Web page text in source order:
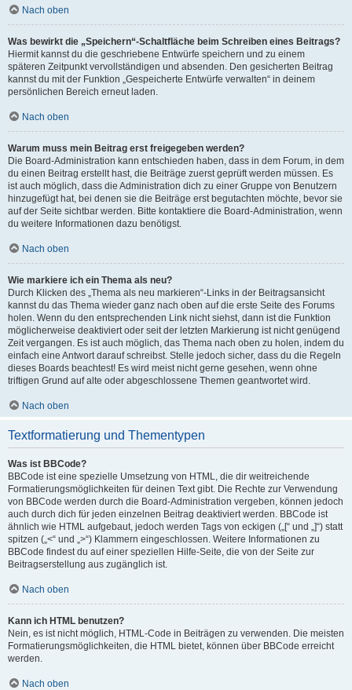
Nach oben
Was bewirkt die „Speichern“-Schaltfläche beim Schreiben eines Beitrags?
Hiermit kannst du die geschriebene Entwürfe speichern und zu einem
späteren Zeitpunkt vervollständigen und absenden. Den gesicherten Beitrag
kannst du mit der Funktion „Gespeicherte Entwürfe verwalten“ in deinem
persönlichen Bereich erneut laden.
Nach oben
Warum muss mein Beitrag erst freigegeben werden?
Die Board-Administration kann entschieden haben, dass in dem Forum, in dem
du einen Beitrag erstellt hast, die Beiträge zuerst geprüft werden müssen. Es
ist auch möglich, dass die Administration dich zu einer Gruppe von Benutzern
hinzugefügt hat, bei denen sie die Beiträge erst begutachten möchte, bevor sie
auf der Seite sichtbar werden. Bitte kontaktiere die Board-Administration, wenn
du weitere Informationen dazu benötigst.
Nach oben
Wie markiere ich ein Thema als neu?
Durch Klicken des „Thema als neu markieren“-Links in der Beitragsansicht
kannst du das Thema wieder ganz nach oben auf die erste Seite des Forums
holen. Wenn du den entsprechenden Link nicht siehst, dann ist die Funktion
möglicherweise deaktiviert oder seit der letzten Markierung ist nicht genügend
Zeit vergangen. Es ist auch möglich, das Thema nach oben zu holen, indem du
einfach eine Antwort darauf schreibst. Stelle jedoch sicher, dass du die Regeln
dieses Boards beachtest! Es wird meist nicht gerne gesehen, wenn ohne
triftigen Grund auf alte oder abgeschlossene Themen geantwortet wird.
Nach oben
Textformatierung und Thementypen
Was ist BBCode?
BBCode ist eine spezielle Umsetzung von HTML, die dir weitreichende
Formatierungsmöglichkeiten für deinen Text gibt. Die Rechte zur Verwendung
von BBCode werden durch die Board-Administration vergeben, können jedoch
auch durch dich für jeden einzelnen Beitrag deaktiviert werden. BBCode ist
ähnlich wie HTML aufgebaut, jedoch werden Tags von eckigen („[“ und „]“) statt
spitzen („<“ und „>“) Klammern eingeschlossen. Weitere Informationen zu
BBCode findest du auf einer speziellen Hilfe-Seite, die von der Seite zur
Beitragserstellung aus zugänglich ist.
Nach oben
Kann ich HTML benutzen?
Nein, es ist nicht möglich, HTML-Code in Beiträgen zu verwenden. Die meisten
Formatierungsmöglichkeiten, die HTML bietet, können über BBCode erreicht
werden.
Nach oben